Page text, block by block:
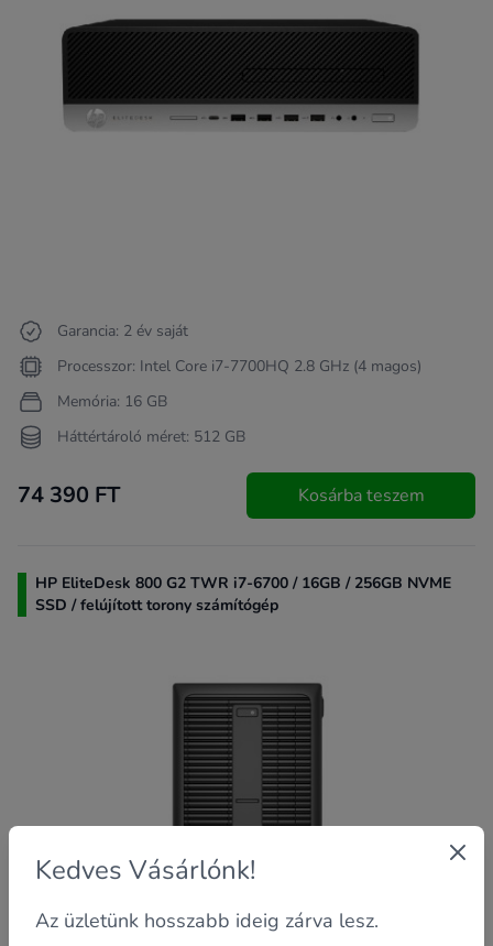
Garancia: 2 év saját
Processzor: Intel Core i7-7700HQ 2.8 GHz (4 magos)
Memória: 16 GB
Háttértároló méret: 512 GB
74 390 FT Kosárba teszem
HP EliteDesk 800 G2 TWR i7-6700 / 16GB / 256GB NVME
SSD / felújított torony számítógép
Kedves Vásárlónk!
Az üzletünk hosszabb ideig zárva lesz.